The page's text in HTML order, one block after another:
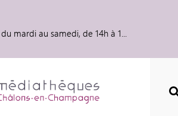
mardi au samedi, de 14h à 1...